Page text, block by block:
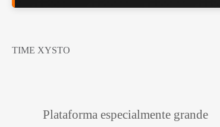
TIME XYSTO
Plataforma especialmente grande